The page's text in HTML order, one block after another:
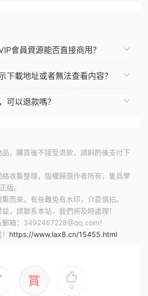
會員資源能否直接商用？
下載地址或者無法查看内容？
可以退款嗎？
，購買後不接受退款，請斟酌後支付下
收集整理，版權歸原作者所有，隻爲學
版。
而來，有些難免有水印，介意慎拍。
，請聯系本站，我們将及時處理！
箱：3492467228@qq.com！
https://www.lax8.cn/15455.html
賞 0